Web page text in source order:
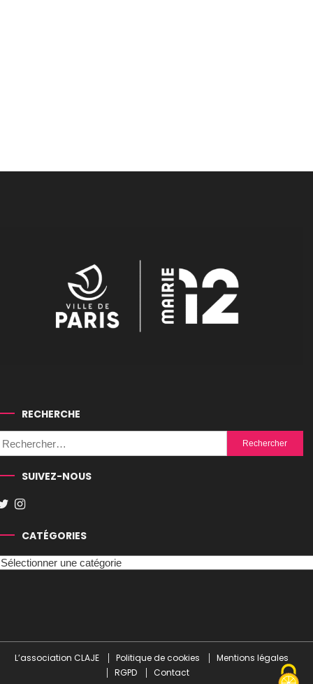
RECHERCHE
Rechercher :
SUIVEZ-NOUS
CATÉGORIES
L’association CLAJE Politique de cookies
Mentions légales
RGPD
Contact